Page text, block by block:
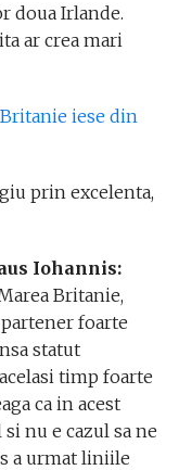
doua Irlande.
ar crea mari
iese din
prin excelenta,
Iohannis:
Britanie,
foarte
statut
timp foarte
ca in acest
nu e cazul sa ne
a urmat liniile